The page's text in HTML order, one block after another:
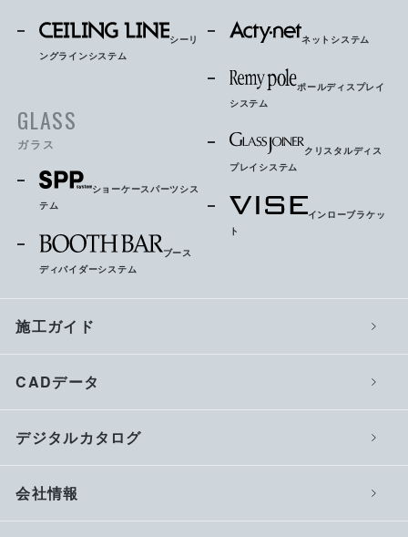
シーリ
ングラインシステム
GLASS
ガラス
ショーケースパーツシス
テム
ブース
ディバイダーシステム
ネットシステム
ポールディスプレイ
システム
クリスタルディス
プレイシステム
インローブラケッ
ト
施工ガイド
CADデータ
デジタルカタログ
会社情報